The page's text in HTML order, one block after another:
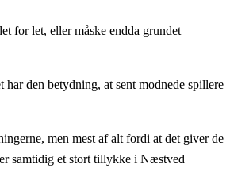
for let, eller måske endda grundet
den betydning, at sent modnede spillere
men mest af alt fordi at det giver de
samtidig et stort tillykke i Næstved